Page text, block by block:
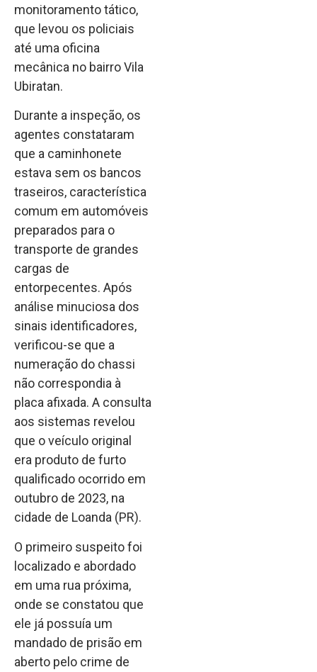
monitoramento tático,
que levou os policiais
até uma oficina
mecânica no bairro Vila
Ubiratan.
Durante a inspeção, os
agentes constataram
que a caminhonete
estava sem os bancos
traseiros, característica
comum em automóveis
preparados para o
transporte de grandes
cargas de
entorpecentes. Após
análise minuciosa dos
sinais identificadores,
verificou-se que a
numeração do chassi
não correspondia à
placa afixada. A consulta
aos sistemas revelou
que o veículo original
era produto de furto
qualificado ocorrido em
outubro de 2023, na
cidade de Loanda (PR).
O primeiro suspeito foi
localizado e abordado
em uma rua próxima,
onde se constatou que
ele já possuía um
mandado de prisão em
aberto pelo crime de